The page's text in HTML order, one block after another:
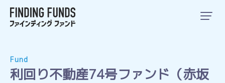
Fund
利回り不動産74号ファンド（赤坂